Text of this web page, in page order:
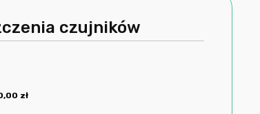
czujników
zł